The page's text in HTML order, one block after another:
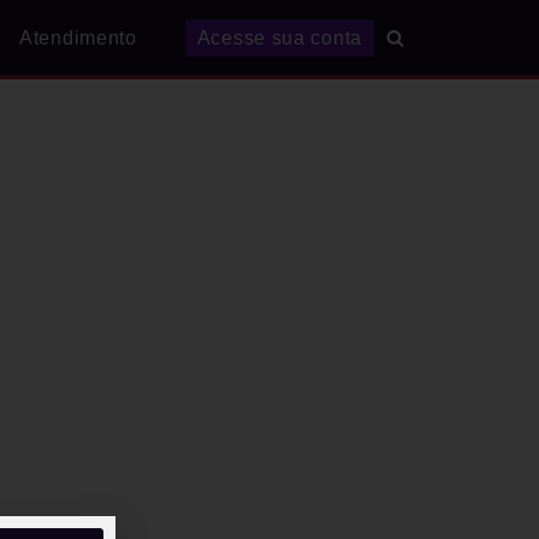
Atendimento Acesse sua conta